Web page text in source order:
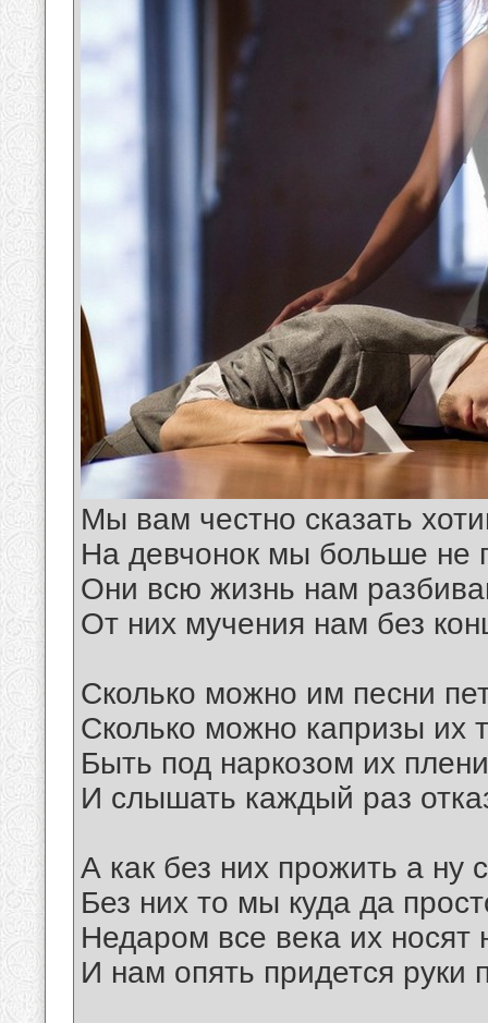
Мы вам честно сказать
На девчонок мы больше не
Они всю жизнь нам
От них мучения нам без
Сколько можно им песни
Сколько можно капризы их
Быть под наркозом их
И слышать каждый раз
А как без них прожить а ну
Без них то мы куда да
Недаром все века их носят
И нам опять придется руки